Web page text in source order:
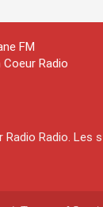
FM
Coeur Radio
Radio. Les